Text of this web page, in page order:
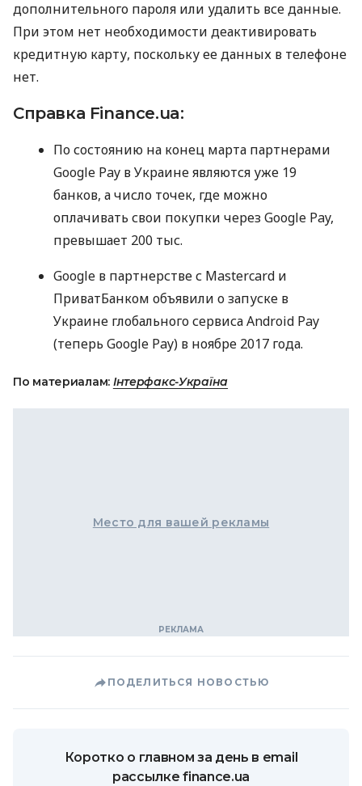
дополнительного пароля или удалить все данные.
При этом нет необходимости деактивировать
кредитную карту, поскольку ее данных в телефоне
нет.
Справка Finance.ua:
По состоянию на конец марта партнерами
Google Pay в Украине являются уже 19
банков, а число точек, где можно
оплачивать свои покупки через Google Pay,
превышает 200 тыс.
Google в партнерстве с Mastercard и
ПриватБанком объявили о запуске в
Украине глобального сервиса Android Pay
(теперь Google Pay) в ноябре 2017 года.
По материалам: Інтерфакс-Україна
Место для вашей рекламы
ПОДЕЛИТЬСЯ НОВОСТЬЮ
Коротко о главном за день в email
рассылке finance.ua